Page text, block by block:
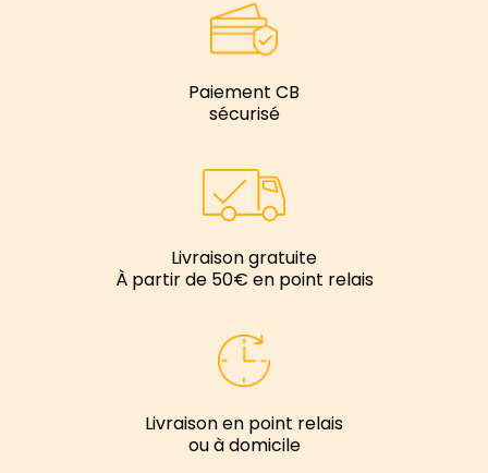
Paiement CB
sécurisé
Livraison gratuite
À partir de 50€ en point relais
Livraison en point relais
ou à domicile